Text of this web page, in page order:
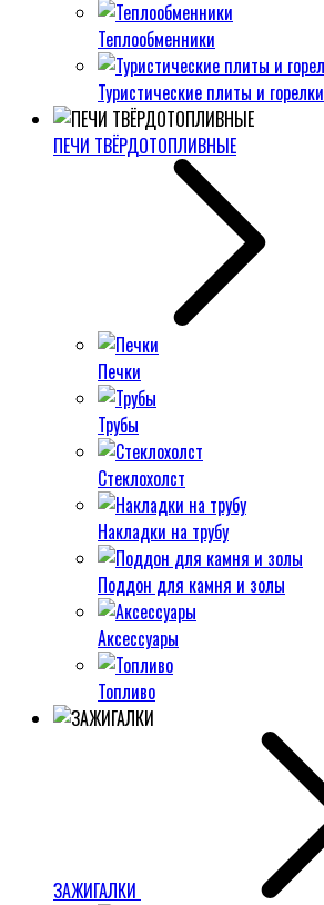
Теплообменники
Туристические плиты и горелки
ПЕЧИ ТВЁРДОТОПЛИВНЫЕ
Печки
Трубы
Стеклохолст
Накладки на трубу
Поддон для камня и золы
Аксессуары
Топливо
ЗАЖИГАЛКИ